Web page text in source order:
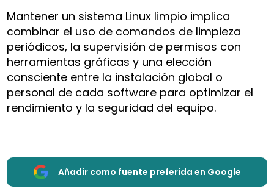
Mantener un sistema Linux limpio implica
combinar el uso de comandos de limpieza
periódicos, la supervisión de permisos con
herramientas gráficas y una elección
consciente entre la instalación global o
personal de cada software para optimizar el
rendimiento y la seguridad del equipo.
Añadir como fuente preferida en Google